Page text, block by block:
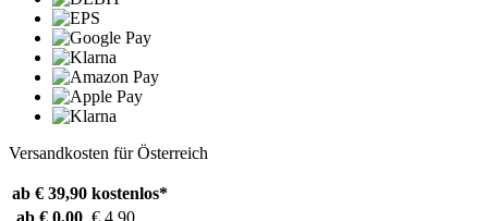
Versandkosten für Österreich
ab € 39,90 kostenlos*
ab € 0,00 € 4,90